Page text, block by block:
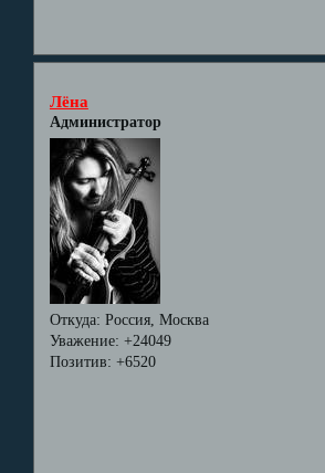
Лёна
Администратор
Откуда: Россия, Москва
Уважение: +24049
Позитив: +6520